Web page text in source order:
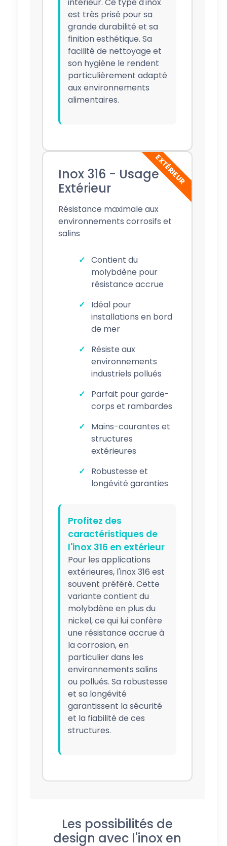
est très prisé pour sa
grande durabilité et sa
finition esthétique. Sa
facilité de nettoyage et
son hygiène le rendent
particulièrement adapté
aux environnements
alimentaires.
EXTÉRIEUR
Inox 316 - Usage
Extérieur
Résistance maximale aux
environnements corrosifs et
salins
Contient du
molybdène pour
résistance accrue
Idéal pour
installations en bord
de mer
Résiste aux
environnements
industriels pollués
Parfait pour garde-
corps et rambardes
Mains-courantes et
structures
extérieures
Robustesse et
longévité garanties
Profitez des
caractéristiques de
l'inox 316 en extérieur
Pour les applications
extérieures, l'inox 316 est
souvent préféré. Cette
variante contient du
molybdène en plus du
nickel, ce qui lui confère
une résistance accrue à
la corrosion, en
particulier dans les
environnements salins
ou pollués. Sa robustesse
et sa longévité
garantissent la sécurité
et la fiabilité de ces
structures.
Les possibilités de
design avec l'inox en